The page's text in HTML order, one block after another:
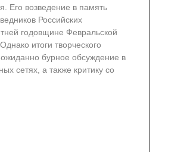
Его возведение в память
Российских
годовщине Февральской
итоги творческого
бурное обсуждение в
сетях, а также критику со